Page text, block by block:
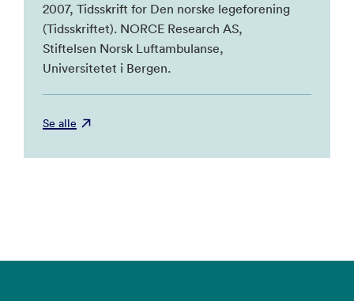
2007, Tidsskrift for Den norske legeforening
(Tidsskriftet). NORCE Research AS,
Stiftelsen Norsk Luftambulanse,
Universitetet i Bergen.
Se alle